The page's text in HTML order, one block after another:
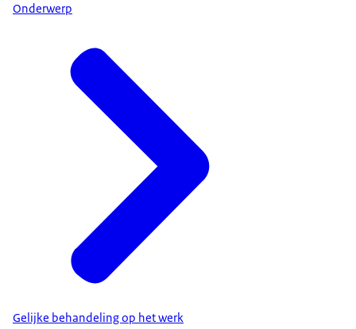
Onderwerp
Gelijke behandeling op het werk